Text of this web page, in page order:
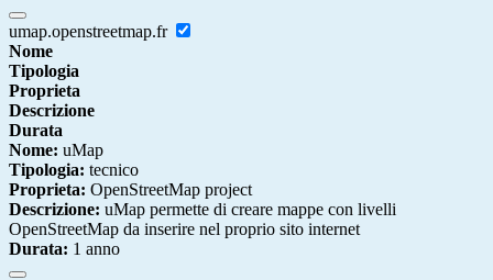
umap.openstreetmap.fr
Nome
Tipologia
Proprieta
Descrizione
Durata
Nome: uMap
Tipologia: tecnico
Proprieta: OpenStreetMap project
Descrizione: uMap permette di creare mappe con livelli
OpenStreetMap da inserire nel proprio sito internet
Durata: 1 anno